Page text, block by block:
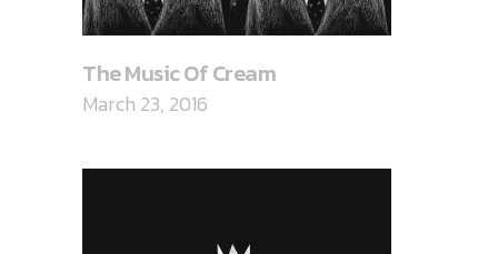
The Music Of Cream
March 23, 2016